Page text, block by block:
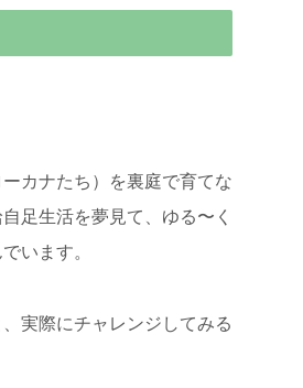
カナたち）を裏庭で育てな
足生活を夢見て、ゆる〜く
います。
実際にチャレンジしてみる